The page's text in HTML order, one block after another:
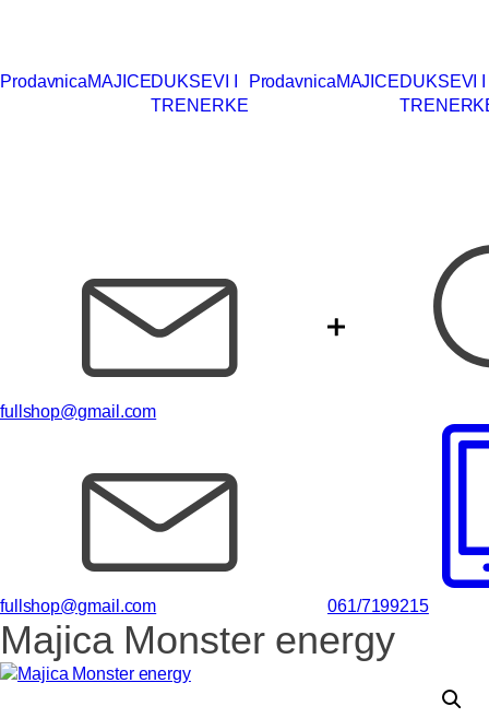
ProdavnicaMAJICEDUKSEVI I
TRENERKE
ProdavnicaMAJICEDUKSEVI I
fullshop@gmail.com
fullshop@gmail.com 061/7199215
Majica Monster energy